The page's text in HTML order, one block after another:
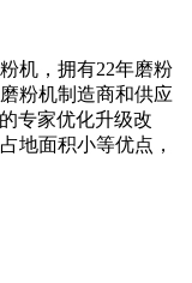
机，拥有22年磨粉
粉机制造商和供应
专家优化升级改
地面积小等优点，